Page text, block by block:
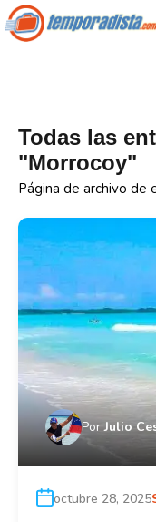
Todas las
"Morrocoy"
Página de archivo de
Por Julio
octubre 28, 2025